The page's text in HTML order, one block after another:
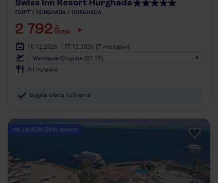
Swiss Inn Resort Hurghada
EGIPT HURGHADA HURGHADA
2 792 ZŁ
OSOBA
10.12.2026 - 17.12.2026 (7 noclegów)
Warszawa-Chopina (07:15)
All Inclusive
bogata oferta kulinarna
5% ZALICZKI ZIMA 2026/27